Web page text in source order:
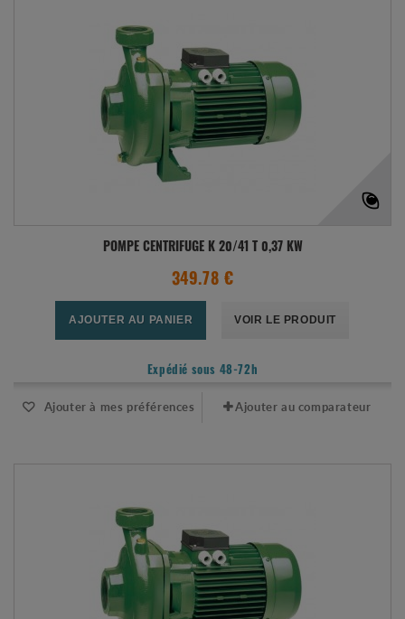
POMPE CENTRIFUGE K 20/41 T 0,37 KW
349.78 €
AJOUTER AU PANIER VOIR LE PRODUIT
Expédié sous 48-72h
Ajouter à mes préférences Ajouter au comparateur